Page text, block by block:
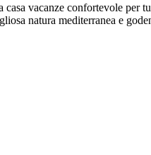
vacanze confortevole per
natura mediterranea e